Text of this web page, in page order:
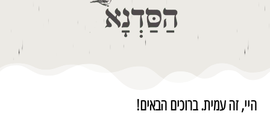
היי, זה עמית. ברוכים הבאים!